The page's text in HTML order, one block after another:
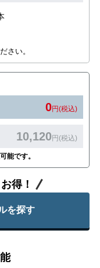
さい。
0円(税込)
10,120円(税込)
能です。
得！
を探す